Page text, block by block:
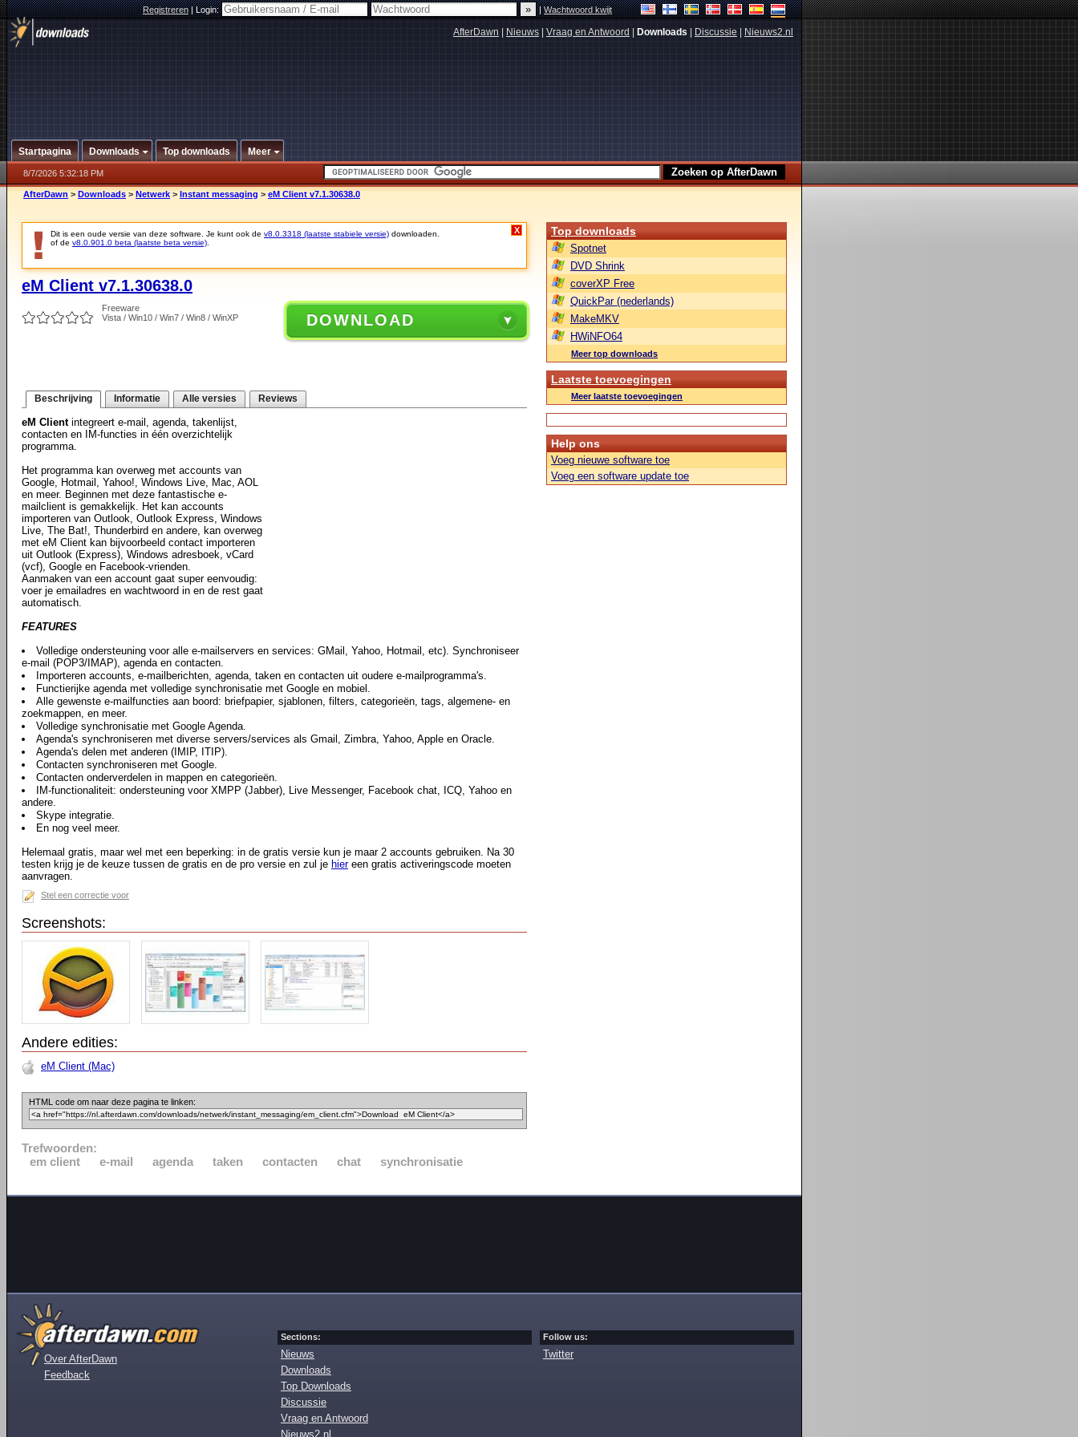
Registreren|Login: |Wachtwoord kwijt
AfterDawn Nieuws Vraag en Antwoord Downloads Discussie Nieuws2.nl
Startpagina Downloads Top downloads Meer
8/7/2026 5:32:18 PM
AfterDawn > Downloads > Netwerk > Instant messaging > eM Client v7.1.30638.0
Dit is een oude versie van deze software. Je kunt ook de v8.0.3318 (laatste stabiele versie) downloaden.
of de v8.0.901.0 beta (laatste beta versie)
X
eM Client v7.1.30638.0
Freeware
Vista / Win10 / Win7 / Win8 / WinXP
DOWNLOAD
Beschrijving Informatie Alle versies Reviews
eM Clientintegreert e-mail, agenda, takenlijst,
contacten en IM-functies in één overzichtelijk
programma.
Het programma kan overweg met accounts van
Google, Hotmail, Yahoo!, Windows Live, Mac, AOL
en meer. Beginnen met deze fantastische e-
mailclient is gemakkelijk. Het kan accounts
importeren van Outlook, Outlook Express, Windows
Live, The Bat!, Thunderbird en andere, kan overweg
met eM Client kan bijvoorbeeld contact importeren
uit Outlook (Express), Windows adresboek, vCard
(vcf), Google en Facebook-vrienden.
Aanmaken van een account gaat super eenvoudig:
voer je emailadres en wachtwoord in en de rest gaat
automatisch.
FEATURES
Volledige ondersteuning voor alle e-mailservers en services: GMail, Yahoo, Hotmail, etc). Synchroniseer
e-mail (POP3/IMAP), agenda en contacten.
Importeren accounts, e-mailberichten, agenda, taken en contacten uit oudere e-mailprogramma's.
Functierijke agenda met volledige synchronisatie met Google en mobiel.
Alle gewenste e-mailfuncties aan boord: briefpapier, sjablonen, filters, categorieën, tags, algemene- en
zoekmappen, en meer.
Volledige synchronisatie met Google Agenda.
Agenda's synchroniseren met diverse servers/services als Gmail, Zimbra, Yahoo, Apple en Oracle.
Agenda's delen met anderen (IMIP, ITIP).
Contacten synchroniseren met Google.
Contacten onderverdelen in mappen en categorieën.
IM-functionaliteit: ondersteuning voor XMPP (Jabber), Live Messenger, Facebook chat, ICQ, Yahoo en
andere.
Skype integratie.
En nog veel meer.
Helemaal gratis, maar wel met een beperking: in de gratis versie kun je maar 2 accounts gebruiken. Na 30
testen krijg je de keuze tussen de gratis en de pro versie en zul je hiereen gratis activeringscode moeten
aanvragen.
Stel een correctie voor
Screenshots:
Andere edities:
eM Client (Mac)
HTML code om naar deze pagina te linken:
Trefwoorden:
em client
e-mail agenda taken contacten chat synchronisatie
Top downloads
Spotnet
DVD Shrink
coverXP Free
QuickPar (nederlands)
MakeMKV
HWiNFO64
Meer top downloads
Laatste toevoegingen
Meer laatste toevoegingen
Help ons
Voeg nieuwe software toe
Voeg een software update toe
Over AfterDawn
Feedback
Sections:
Nieuws
Downloads
Top Downloads
Discussie
Vraag en Antwoord
Nieuws2.nl
Follow us:
Twitter